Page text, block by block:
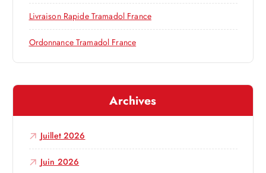
r
t
i
Livraison Rapide Tramadol France
Ordonnance Tramadol France
Archives
Juillet 2026
Juin 2026